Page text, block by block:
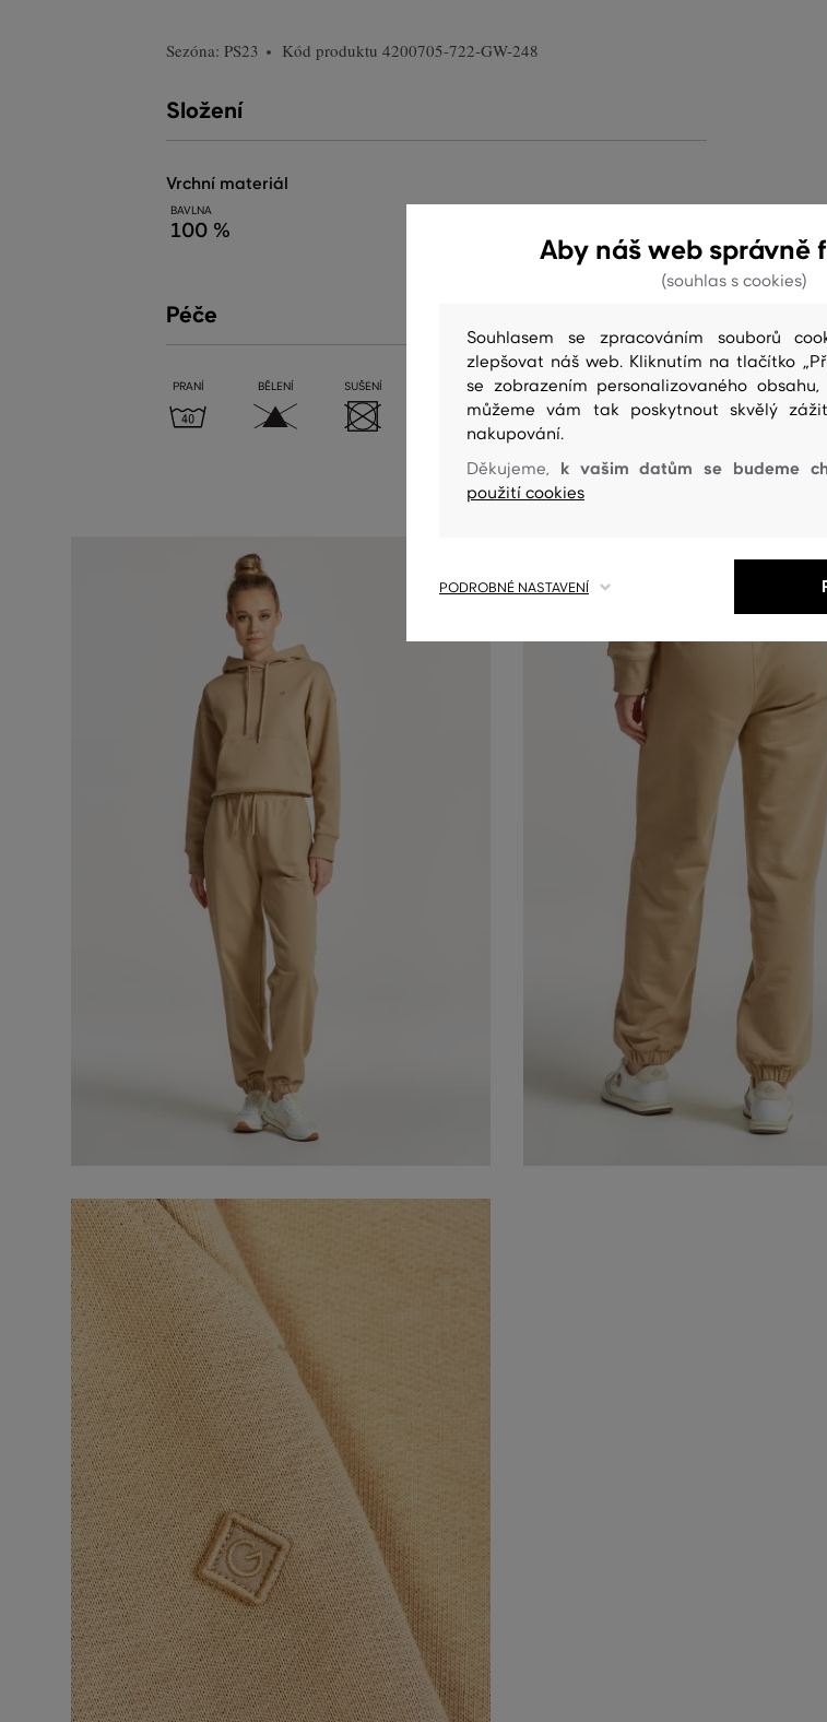
Sezóna: PS23 Kód produktu 4200705-722-GW-248
Složení
vrchní materiál
BAVLNA
100 %
Péče
PRANÍ BĚLENÍ SUŠENÍ ŽEHLENÍ ČIŠTENÍ
Aby náš web správně
(souhlas s cookies)
Souhlasem se zpracováním souborů
zlepšovat náš web. Kliknutím na tlačítko
se zobrazením personalizovaného
můžeme vám tak poskytnout skvělý
nakupování.
Děkujeme, k vašim datům se budeme
použití cookies
PODROBNÉ NASTAVENÍ